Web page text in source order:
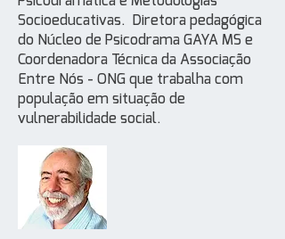
Socioeducativas. Diretora pedagógica
do Núcleo de Psicodrama GAYA MS e
Coordenadora Técnica da Associação
Entre Nós - ONG que trabalha com
população em situação de
vulnerabilidade social.